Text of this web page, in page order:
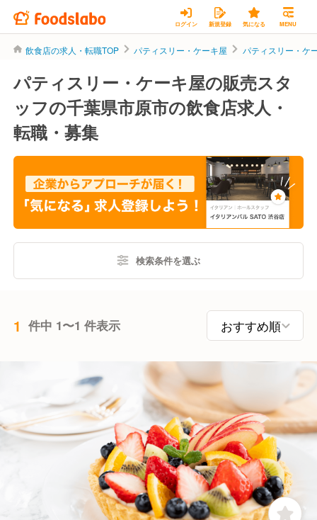
ログイン 新規登録 気になる MENU
飲食店の求人・転職TOP パティスリー・ケーキ屋 パティスリー・ケ
パティスリー・ケーキ屋の販売スタ
ッフの千葉県市原市の飲食店求人・
転職・募集
検索条件を選ぶ
1 件中 1〜1 件表示